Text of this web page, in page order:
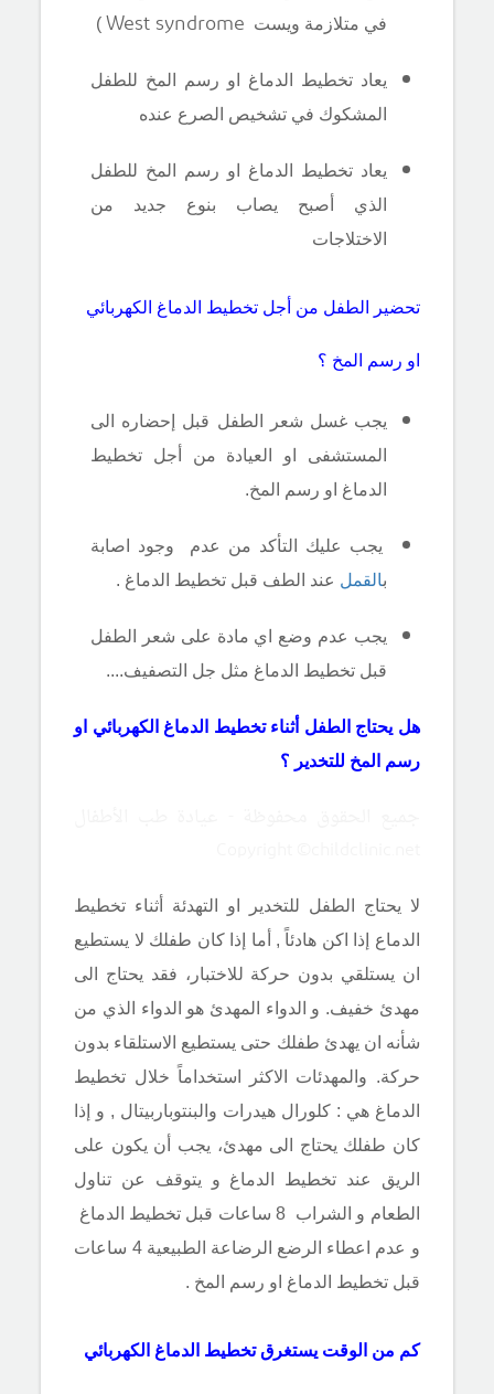
في متلازمة ويست West syndrome
)
يعاد تخطيط الدماغ او رسم المخ للطفل
المشكوك في تشخيص الصرع عنده
يعاد تخطيط الدماغ او رسم المخ للطفل
الذي أصبح يصاب بنوع جديد من
الاختلاجات
تحضير الطفل من أجل تخطيط الدماغ الكهربائي
او رسم المخ ؟
يجب غسل شعر الطفل قبل إحضاره الى
المستشفى او العيادة من أجل تخطيط
الدماغ او رسم المخ.
يجب عليك التأكد من عدم وجود اصابة
بالقمل عند الطف قبل تخطيط الدماغ .
يجب عدم وضع اي مادة على شعر الطفل
قبل تخطيط الدماغ مثل جل التصفيف....
هل يحتاج الطفل أثناء تخطيط الدماغ الكهربائي او
رسم المخ للتخدير ؟
لا يحتاج الطفل للتخدير او التهدئة أثناء تخطيط
الدماع إذا اكن هادئاً , أما إذا كان طفلك لا يستطيع
ان يستلقي بدون حركة للاختبار، فقد يحتاج الى
مهدئ خفيف. و الدواء المهدئ هو الدواء الذي من
شأنه ان يهدئ طفلك حتى يستطيع الاستلقاء بدون
حركة. والمهدئات الاكثر استخداماً خلال تخطيط
الدماغ هي : كلورال هيدرات والبنتوباربيتال , و إذا
كان طفلك يحتاج الى مهدئ، يجب أن يكون على
الريق عند تخطيط الدماغ و يتوقف عن تناول
الطعام و الشراب 8 ساعات قبل تخطيط الدماغ
و عدم اعطاء الرضع الرضاعة الطبيعية 4 ساعات
قبل تخطيط الدماغ او رسم المخ .
كم من الوقت يستغرق تخطيط الدماغ الكهربائي